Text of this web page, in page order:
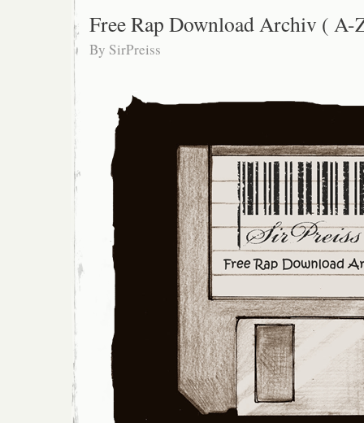
Free Rap Download Archiv ( A-
By SirPreiss